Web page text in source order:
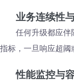
业务连续性
任何升级都应伴
指标，一旦响应超阈
性能监控与